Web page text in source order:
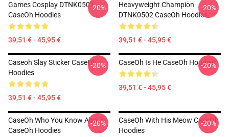
Games Cosplay DTNK0502
CaseOh Hoodies
39,51 € - 45,95 €
-20%
Heavyweight Champion
DTNK0502 CaseOh Hoodies
39,51 € - 45,95 €
-20%
Caseoh Slay Sticker CaseOh
Hoodies
39,51 € - 45,95 €
-20% CaseOh Is He CaseOh Hoodies
39,51 € - 45,95 €
-20%
CaseOh Who You Know About
CaseOh Hoodies
-20%
CaseOh With His Meow CaseOh
Hoodies
-20%